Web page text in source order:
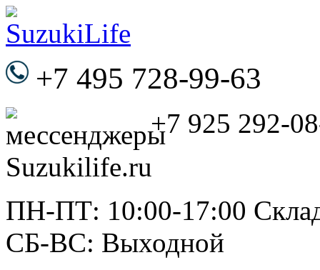
+7 495 728-99-63
+7 925 292-
ПН-ПТ: 10:00-17:00
СБ-ВС: Выходной